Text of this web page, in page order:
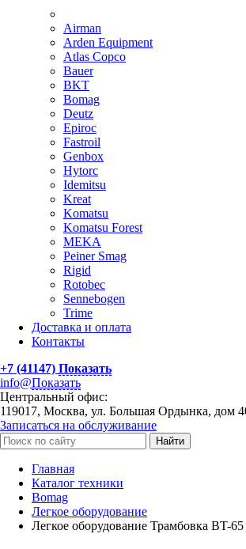
Airman
Arden Equipment
Atlas Сopco
Bauer
BKT
Bomag
Deutz
Epiroc
Fastroil
Genbox
Hytorc
Idemitsu
Kreat
Komatsu
Komatsu Forest
MEKA
Peiner Smag
Rigid
Rotobec
Sennebogen
Trime
Доставка и оплата
Контакты
+7 (41147) Показать
info@Показать
Центральный офис:
119017, Москва, ул. Большая Ордынка, дом
Записаться на обслуживание
Найти
Главная
Каталог техники
Bomag
Легкое оборудование
Легкое оборудование Трамбовка BT-65